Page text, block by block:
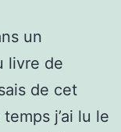
un
livre de
de cet
j’ai lu le